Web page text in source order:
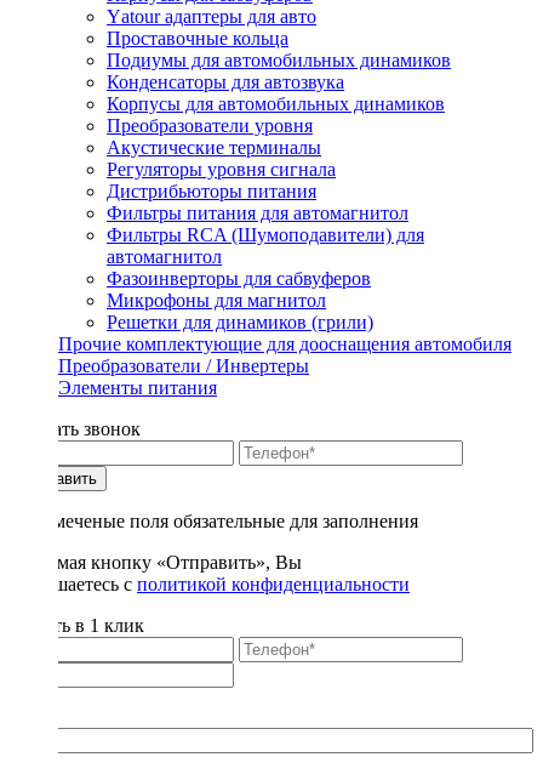
Yаtour адаптеры для авто
Проставочные кольца
Подиумы для автомобильных динамиков
Конденсаторы для автозвука
Корпусы для автомобильных динамиков
Преобразователи уровня
Акустические терминалы
Регуляторы уровня сигнала
Дистрибьюторы питания
Фильтры питания для автомагнитол
Фильтры RCA (Шумоподавители) для
автомагнитол
Фазоинверторы для сабвуферов
Микрофоны для магнитол
Решетки для динамиков (грили)
Прочие комплектующие для дооснащения автомобиля
Преобразователи / Инвертеры
Элементы питания
Заказать звонок
Отправить
* - отмеченые поля обязательные для заполнения
Нажимая кнопку «Отправить», Вы
соглашаетесь с политикой конфиденциальности
Купить в 1 клик